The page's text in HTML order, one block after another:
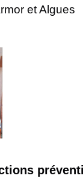
et Algues